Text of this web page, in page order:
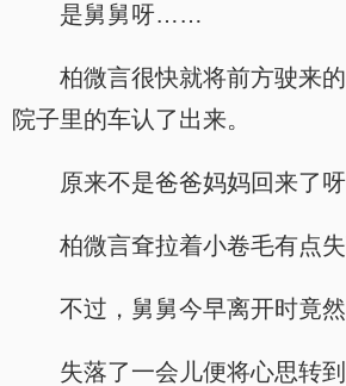
是舅舅呀……
柏微言很快就将前方驶来
院子里的车认了出来。
原来不是爸爸妈妈回来了呀
柏微言耷拉着小卷毛有点失
不过，舅舅今早离开时竟
失落了一会儿便将心思转